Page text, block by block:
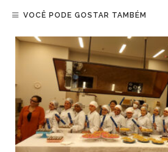
VOCÊ PODE GOSTAR TAMBÉM